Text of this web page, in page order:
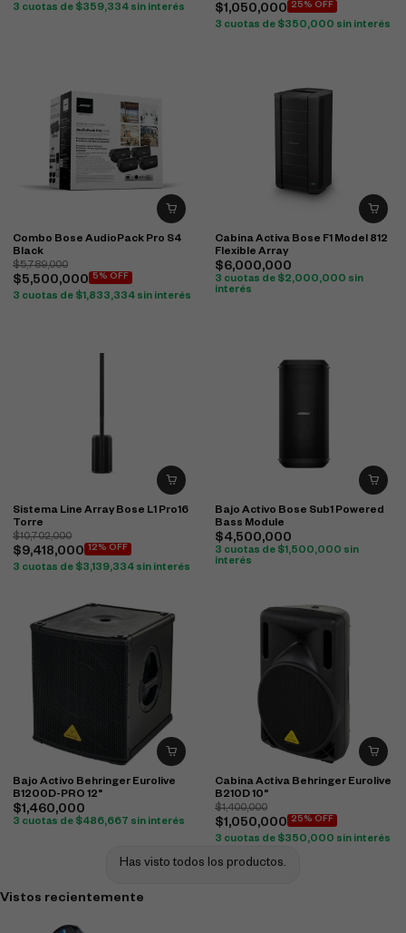
3 cuotas de $359,334 sin interés $1,050,000 25% OFF
3 cuotas de $350,000 sin interés
Combo Bose AudioPack Pro S4
Black
$5,789,000
$5,500,000 5% OFF
3 cuotas de $1,833,334 sin interés
Cabina Activa Bose F1 Model 812
Flexible Array
$6,000,000
3 cuotas de $2,000,000 sin
interés
Sistema Line Array Bose L1 Pro16
Torre
$10,702,000
$9,418,000 12% OFF
3 cuotas de $3,139,334 sin interés
Bajo Activo Bose Sub1 Powered
Bass Module
$4,500,000
3 cuotas de $1,500,000 sin
interés
Bajo Activo Behringer Eurolive
B1200D-PRO 12"
$1,460,000
3 cuotas de $486,667 sin interés
Cabina Activa Behringer Eurolive
B210D 10"
$1,400,000
$1,050,000 25% OFF
3 cuotas de $350,000 sin interés
Has visto todos los productos.
Vistos recientemente